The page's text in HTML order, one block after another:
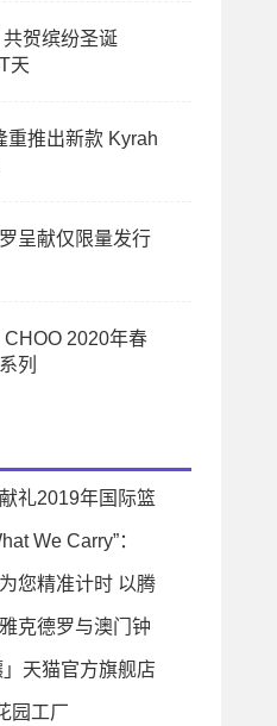
共贺缤纷圣诞
天
重推出新款 Kyrah
呈献仅限量发行
CHOO 2020年春
列
礼2019年国际篮
We Carry”：
您精准计时 以腾
克德罗与澳门钟
天猫官方旗舰店
园工厂